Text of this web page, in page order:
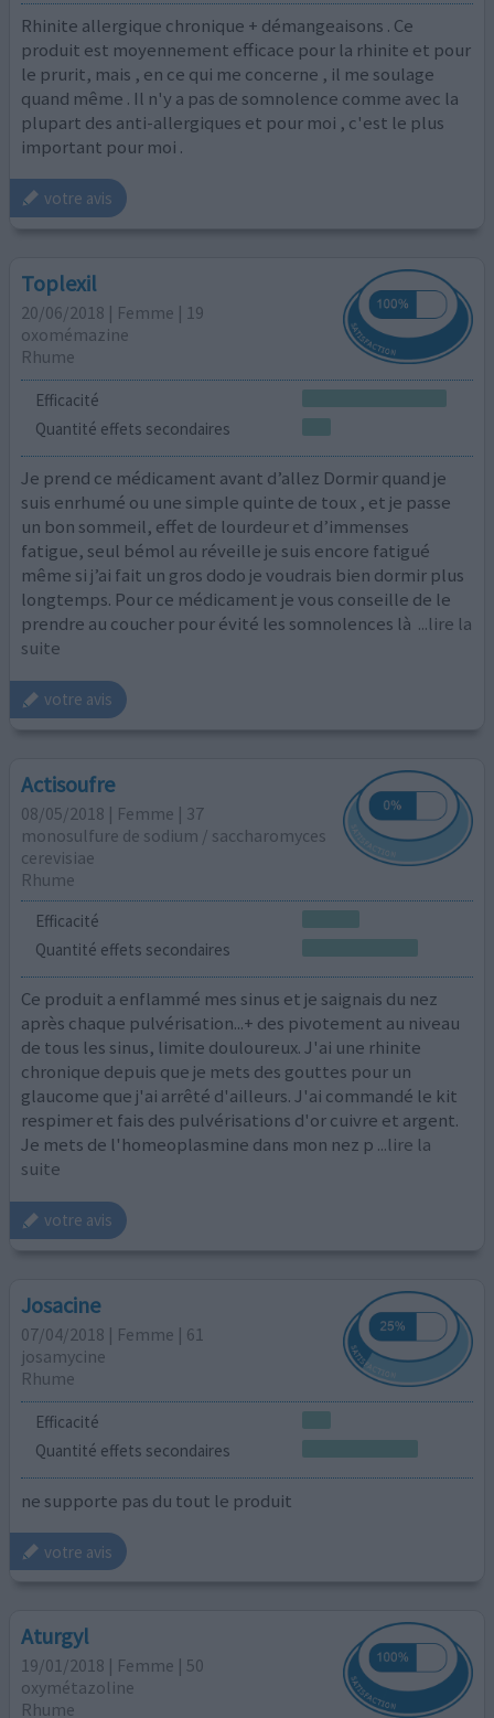
Rhinite allergique chronique + démangeaisons . Ce
produit est moyennement efficace pour la rhinite et pour
le prurit, mais , en ce qui me concerne , il me soulage
quand même . Il n'y a pas de somnolence comme avec la
plupart des anti-allergiques et pour moi , c'est le plus
important pour moi .
votre avis
Toplexil
20/06/2018 | Femme | 19
oxomémazine
Rhume
Efficacité
Quantité effets secondaires
Je prend ce médicament avant d’allez Dormir quand je
suis enrhumé ou une simple quinte de toux , et je passe
un bon sommeil, effet de lourdeur et d’immenses
fatigue, seul bémol au réveille je suis encore fatigué
même si j’ai fait un gros dodo je voudrais bien dormir plus
longtemps. Pour ce médicament je vous conseille de le
prendre au coucher pour évité les somnolences là ...lire la
suite
votre avis
Actisoufre
08/05/2018 | Femme | 37
monosulfure de sodium / saccharomyces
cerevisiae
Rhume
Efficacité
Quantité effets secondaires
Ce produit a enflammé mes sinus et je saignais du nez
après chaque pulvérisation...+ des pivotement au niveau
de tous les sinus, limite douloureux. J'ai une rhinite
chronique depuis que je mets des gouttes pour un
glaucome que j'ai arrêté d'ailleurs. J'ai commandé le kit
respimer et fais des pulvérisations d'or cuivre et argent.
Je mets de l'homeoplasmine dans mon nez p ...lire la
suite
votre avis
Josacine
07/04/2018 | Femme | 61
josamycine
Rhume
Efficacité
Quantité effets secondaires
ne supporte pas du tout le produit
votre avis
Aturgyl
19/01/2018 | Femme | 50
oxymétazoline
Rhume